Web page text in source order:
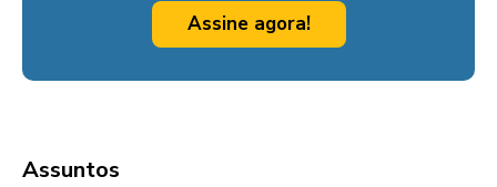
Assine agora!
Assuntos